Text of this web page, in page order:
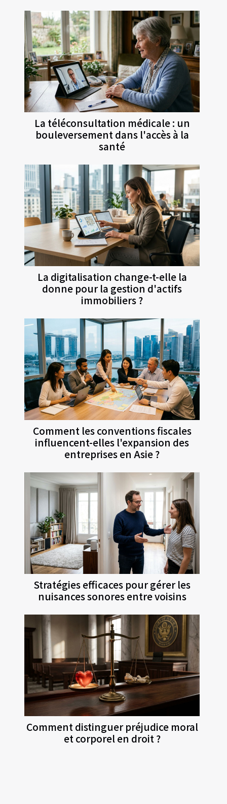
La téléconsultation médicale : un
bouleversement dans l'accès à la
santé
La digitalisation change-t-elle la
donne pour la gestion d'actifs
immobiliers ?
Comment les conventions fiscales
influencent-elles l'expansion des
entreprises en Asie ?
Stratégies efficaces pour gérer les
nuisances sonores entre voisins
Comment distinguer préjudice moral
et corporel en droit ?